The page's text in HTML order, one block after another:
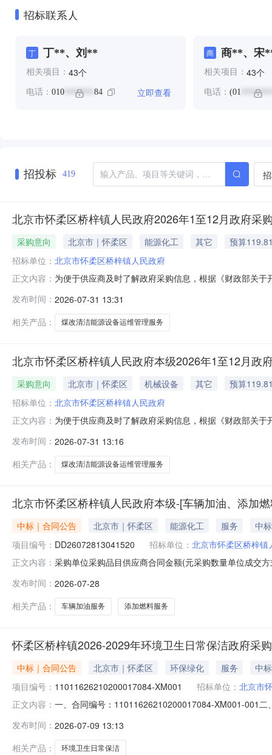
招标联系人
丁 丁**、刘**
相关项目： 43个
电话： 010 ******* 84 立即查看
商 商**、宋
相关项目： 43个
电话： (01
招投标 419
北京市怀柔区桥梓镇人民政府2026年1至12月政府采
采购意向 北京市｜怀柔区 能源化工 其它
预算
招标单位： 北京市怀柔区桥梓镇人民政府
正文内容： 为便于供应商及时了解政府采购信息，根据《财政部关
备运维管理服务项目采购数量：1,采购目标：1、建立健
维修、反馈、回访
发布时间： 2026-07-31 13:31
相关产品：
煤改清洁能源设备运维管理服务
北京市怀柔区桥梓镇人民政府本级2026年1至12月政
采购意向 北京市｜怀柔区 机械设备 其它
预算
招标单位： 北京市怀柔区桥梓镇人民政府
正文内容： 为便于供应商及时了解政府采购信息，根据《财政部关
洁能源设备运维管理服务项目采购数量：1,采购目标：
作机制，做好报修、
发布时间： 2026-07-31 13:16
相关产品：
煤改清洁能源设备运维管理服务
北京市怀柔区桥梓镇人民政府本级-[车辆加油、添加
中标｜合同公告 北京市｜怀柔区 能源化工 服务
中
项目编号： DD26072813041520 招标单位： 北京市怀柔区桥梓镇
正文内容： 采购单位采购品目供应商合同金额(元采购数量单位成交
号：北京市怀柔区桥梓镇人民政府本级采购[中国石化销
发布时间： 2026-07-28
相关产品：
车辆加油服务 添加燃料服务
怀柔区桥梓镇2026-2029年环境卫生日常保洁政府采
中标｜合同公告 北京市｜怀柔区 环保绿化 服务
中
项目编号： 11011626210200017084-XM001 招标单位： 北京市
正文内容： 一、合同编号：11011626210200017084-XM001-001
69675603供应商（乙方）：北京兴桥靓丽物业管理有限
发布时间： 2026-07-09 13:13
相关产品：
环境卫生日常保洁